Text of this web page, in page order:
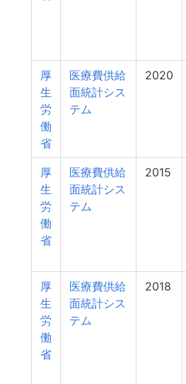
厚
生
労
働
省
医療費供給
面統計シス
テム
2020
厚
生
労
働
省
医療費供給
面統計シス
テム
2015
厚
生
労
働
省
医療費供給
面統計シス
テム
2018